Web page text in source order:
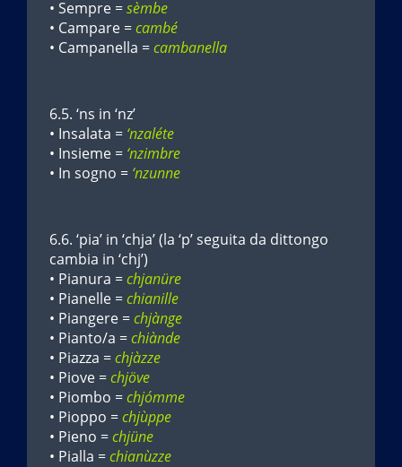
• Sempre =sèmbe
• Campare =cambé
• Campanella =cambanella
6.5. ‘ns in ‘nz’
• Insalata = ‘nzaléte
• Insieme = ‘nzimbre
• In sogno = ‘nzunne
6.6. ‘pia’ in ‘chja’ (la ‘p’ seguita da dittongo
cambia in ‘chj’)
• Pianura =chjanüre
• Pianelle =chianille
• Piangere =chjànge
• Pianto/a =chiànde
• Piazza =chjàzze
• Piove =chjöve
• Piombo =chjómme
• Pioppo =chjùppe
• Pieno =chjüne
• Pialla =chianùzze